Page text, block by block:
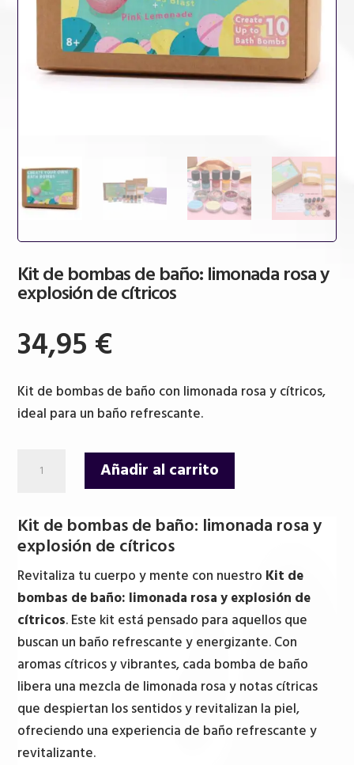
Kit de bombas de baño: limonada rosa y
explosión de cítricos
34,95€
Kit de bombas de baño con limonada rosa y cítricos,
ideal para un baño refrescante.
de
baño:
limonada
rosa
y
explosión
de
cítricos
cantidad
Añadir al carrito
Kit de bombas de baño: limonada rosa y
explosión de cítricos
Revitaliza tu cuerpo y mente con nuestro Kit de
bombas de baño: limonada rosa y explosión de
cítricos. Este kit está pensado para aquellos que
buscan un baño refrescante y energizante. Con
aromas cítricos y vibrantes, cada bomba de baño
libera una mezcla de limonada rosa y notas cítricas
que despiertan los sentidos y revitalizan la piel,
ofreciendo una experiencia de baño refrescante y
revitalizante.